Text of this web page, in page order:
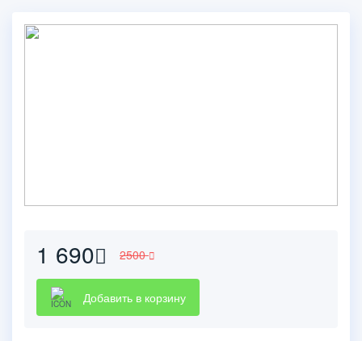
1 690 2500
Добавить в корзину